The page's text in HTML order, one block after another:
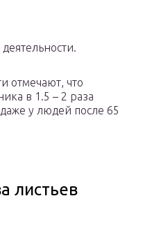
отмечают, что
в 1.5 – 2 раза
у людей после 65
листьев